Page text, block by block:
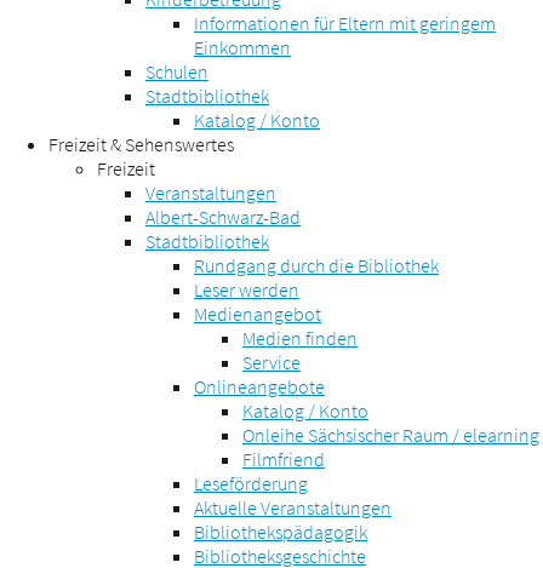
Informationen für Eltern mit geringem
Einkommen
Schulen
Stadtbibliothek
Katalog / Konto
Freizeit & Sehenswertes
Freizeit
Veranstaltungen
Albert-Schwarz-Bad
Stadtbibliothek
Rundgang durch die Bibliothek
Leser werden
Medienangebot
Medien finden
Service
Onlineangebote
Katalog / Konto
Onleihe Sächsischer Raum / elearning
Filmfriend
Leseförderung
Aktuelle Veranstaltungen
Bibliothekspädagogik
Bibliotheksgeschichte